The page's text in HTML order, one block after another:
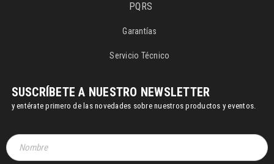
PQRS
Garantías
Servicio Técnico
SUSCRÍBETE A NUESTRO NEWSLETTER
y entérate primero de las novedades sobre nuestros productos y eventos.